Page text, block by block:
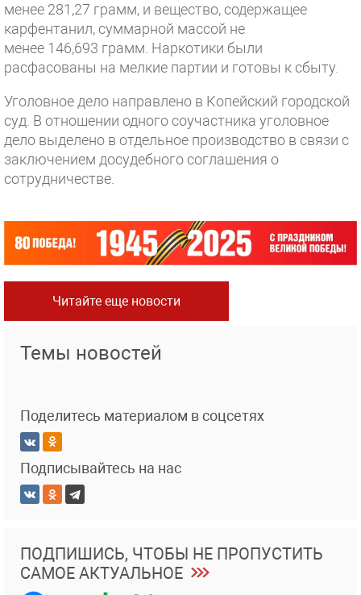
менее 281,27 грамм, и вещество, содержащее
карфентанил, суммарной массой не
менее 146,693 грамм. Наркотики были
расфасованы на мелкие партии и готовы к сбыту.
Уголовное дело направлено в Копейский городской
суд. В отношении одного соучастника уголовное
дело выделено в отдельное производство в связи с
заключением досудебного соглашения о
сотрудничестве.
Читайте еще новости
Темы новостей
Поделитесь материалом в соцсетях
Подписывайтесь на нас
ПОДПИШИСЬ, ЧТОБЫ НЕ ПРОПУСТИТЬ
САМОЕ АКТУАЛЬНОЕ